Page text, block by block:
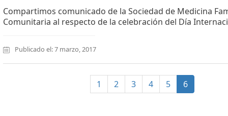
Compartimos comunicado de la Sociedad de Medicina
Comunitaria al respecto de la celebración del Día
Publicado el: 7 marzo, 2017
1 2 3 4 5 6(current)